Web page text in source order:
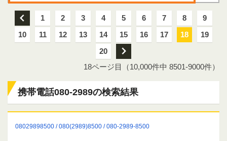
前 1 2 3 4 5 6 7 8
9
10
11 12 13 14 15 16 17 18
19
20
次
18ページ目（10,000件中 8501-9000件）
携帯電話080-2989の検索結果
08029898500 / 080(2989)8500 / 080-2989-8500